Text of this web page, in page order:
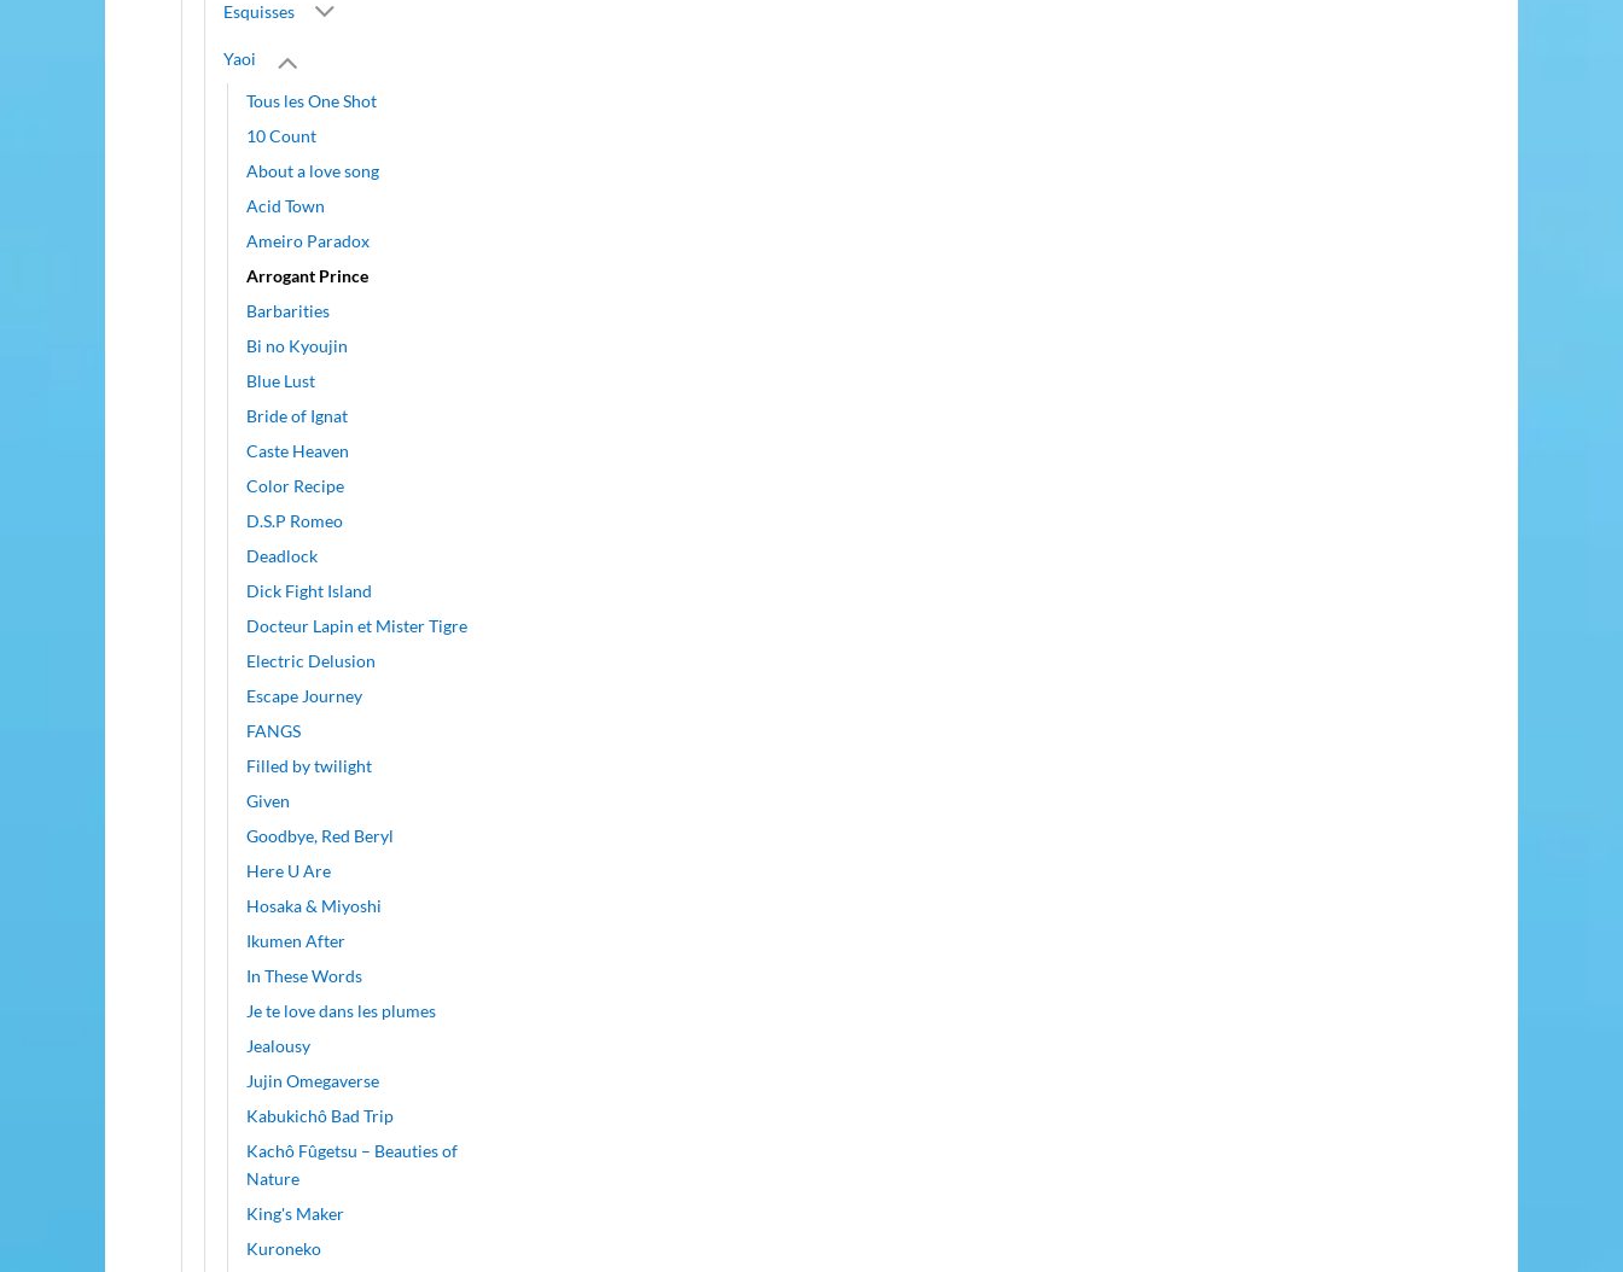
Esquisses
Yaoi
Tous les One Shot
10 Count
About a love song
Acid Town
Ameiro Paradox
Arrogant Prince
Barbarities
Bi no Kyoujin
Blue Lust
Bride of Ignat
Caste Heaven
Color Recipe
D.S.P Romeo
Deadlock
Dick Fight Island
Docteur Lapin et Mister Tigre
Electric Delusion
Escape Journey
FANGS
Filled by twilight
Given
Goodbye, Red Beryl
Here U Are
Hosaka & Miyoshi
Ikumen After
In These Words
Je te love dans les plumes
Jealousy
Jujin Omegaverse
Kabukichô Bad Trip
Kachô Fûgetsu – Beauties of
Nature
King's Maker
Kuroneko